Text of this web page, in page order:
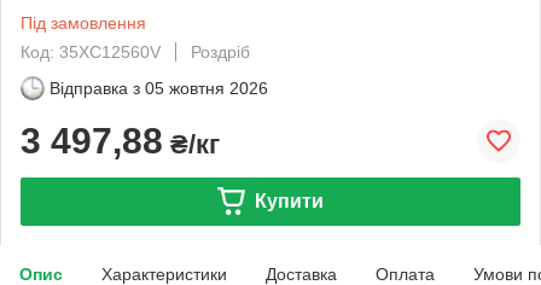
Під замовлення
Код: 35XC12560V
Роздріб
Відправка з 05 жовтня 2026
3 497,88 ₴/кг
Купити
Опис Характеристики Доставка Оплата Умови